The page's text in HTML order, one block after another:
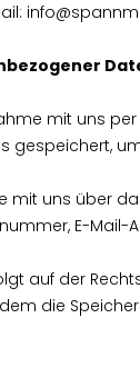
mit uns
gespeichert,
mit uns über
E-
auf der
die